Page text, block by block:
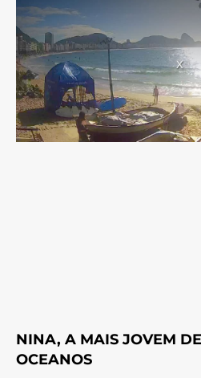
NINA, A MAIS JOVEM
OCEANOS